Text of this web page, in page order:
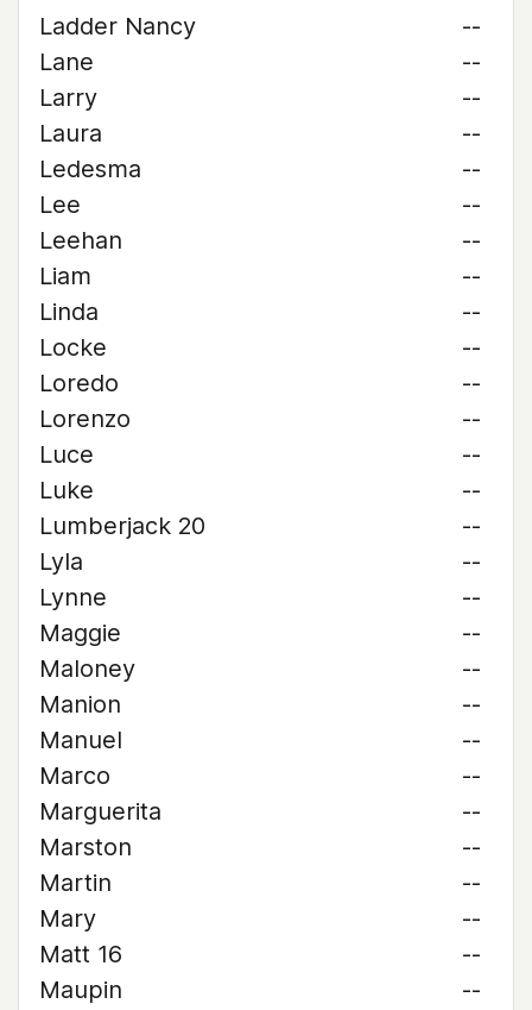
Ladder Nancy
--
Lane
--
Larry
--
Laura
--
Ledesma
--
Lee
--
Leehan
--
Liam
--
Linda
--
Locke
--
Loredo
--
Lorenzo
--
Luce
--
Luke
--
Lumberjack 20
--
Lyla
--
Lynne
--
Maggie
--
Maloney
--
Manion
--
Manuel
--
Marco
--
Marguerita
--
Marston
--
Martin
--
Mary
--
Matt 16
--
Maupin
--